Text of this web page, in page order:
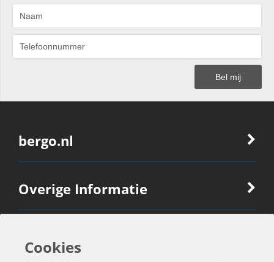
bergo.nl
Overige Informatie
Ook Interessant
Cookies